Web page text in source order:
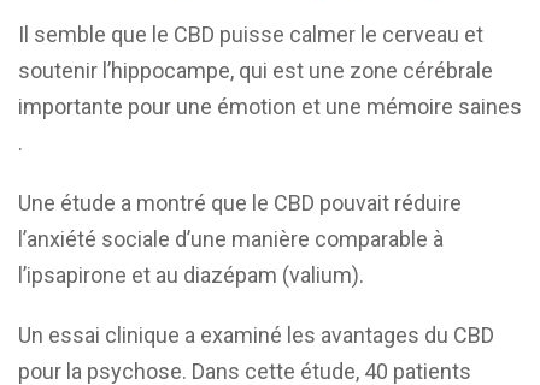
Il semble que le CBD puisse calmer le cerveau et
soutenir l’hippocampe, qui est une zone cérébrale
importante pour une émotion et une mémoire saines
.
Une étude a montré que le CBD pouvait réduire
l’anxiété sociale d’une manière comparable à
l’ipsapirone et au diazépam (valium).
Un essai clinique a examiné les avantages du CBD
pour la psychose. Dans cette étude, 40 patients